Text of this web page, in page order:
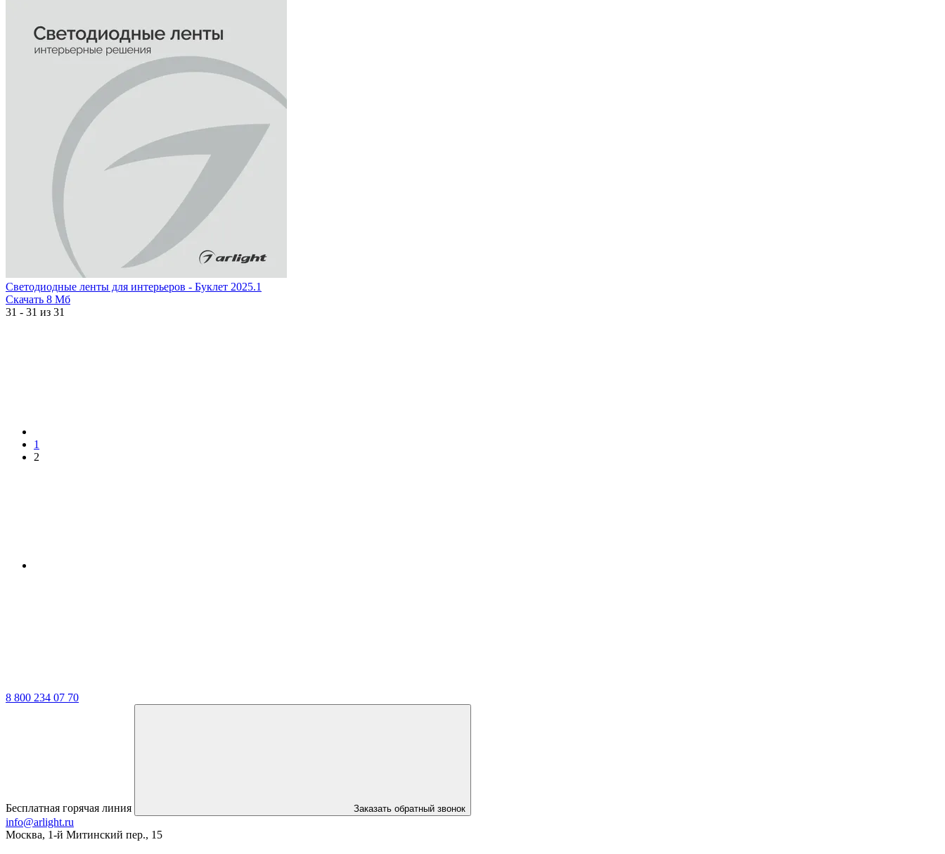
Светодиодные ленты для интерьеров - Буклет 2025.1
Скачать 8 Мб
31 - 31 из 31
1
2
8 800 234 07 70
Бесплатная горячая линия Заказать обратный звонок
info@arlight.ru
Москва, 1-й Митинский пер., 15